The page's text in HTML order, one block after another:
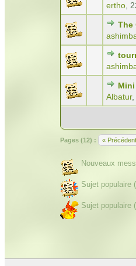
ertho
The
Albatur,
Pages (12) : « Précédent
Nouveaux
Sujet populaire
Sujet populaire